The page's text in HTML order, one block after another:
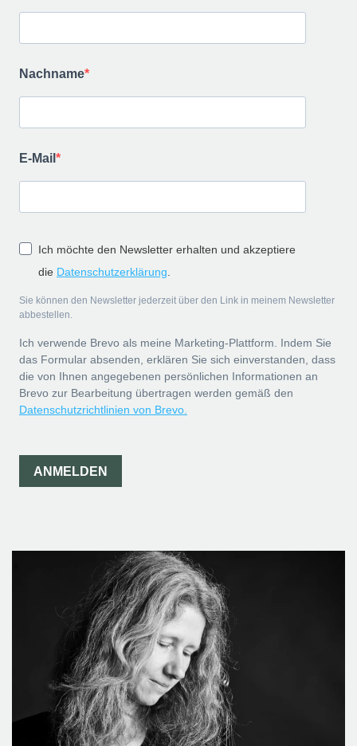
Nachname
E-Mail
Ich möchte den Newsletter erhalten und akzeptiere
die Datenschutzerklärung.
Sie können den Newsletter jederzeit über den Link in meinem Newsletter
abbestellen.
Ich verwende Brevo als meine Marketing-Plattform. Indem Sie
das Formular absenden, erklären Sie sich einverstanden, dass
die von Ihnen angegebenen persönlichen Informationen an
Brevo zur Bearbeitung übertragen werden gemäß den
Datenschutzrichtlinien von Brevo.
ANMELDEN